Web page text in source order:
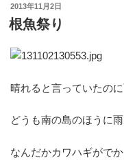
投
稿
日:
2013年11月2日
根魚祭り
晴れると言っていたのに
どうも南の島のほうに
なんだかカワハギがで